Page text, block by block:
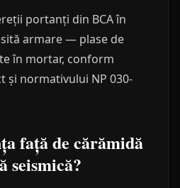
portanți din BCA în
armare — plase de
în mortar, conform
și normativului NP 030-
față de cărămidă
seismică?